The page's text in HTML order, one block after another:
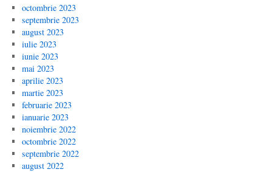
octombrie 2023
septembrie 2023
august 2023
iulie 2023
iunie 2023
mai 2023
aprilie 2023
martie 2023
februarie 2023
ianuarie 2023
noiembrie 2022
octombrie 2022
septembrie 2022
august 2022